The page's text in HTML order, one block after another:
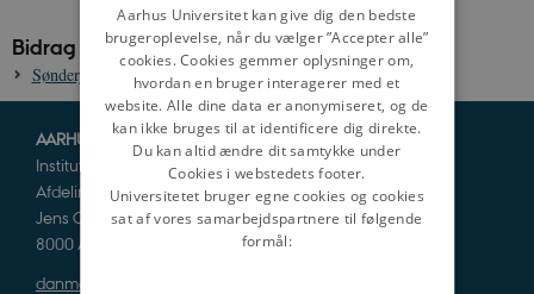
Bidrag til danmarkshistorien.dk:
Sønderjyllands kirkehistorie, ca. 800-1953
AARHUS UNIVERSITET
Institut for Kultur og Samfund
Afdeling for Historie og Klassiske Studier
Jens Chr. Skous Vej 5
8000 Aarhus C
danmarkshistorien@cas.au.dk
DANISH
Aarhus Universitet kan give dig den bedste
brugeroplevelse, når du vælger ”Accepter alle”
cookies. Cookies gemmer oplysninger om,
hvordan en bruger interagerer med et
website. Alle dine data er anonymiseret, og de
kan ikke bruges til at identificere dig direkte.
Du kan altid ændre dit samtykke under
Cookies i webstedets footer.
Universitetet bruger egne cookies og cookies
sat af vores samarbejdspartnere til følgende
formål: